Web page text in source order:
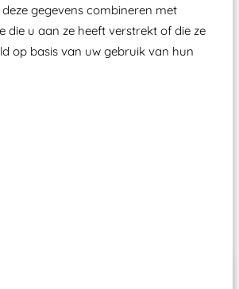
gegevens combineren met
die u aan ze heeft verstrekt of die ze
op basis van uw gebruik van hun
in de openbare ruimte voorzien
typekeuring, -plaatje en
door een Nederlands